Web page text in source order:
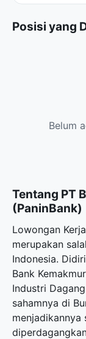
Posisi yang
Belum
Tentang PT
(PaninBank)
Lowongan
merupakan
Indonesia.
Bank
Industri
sahamnya di
menjadikannya